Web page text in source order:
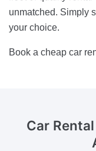
unmatched. Simply
your choice.
Book a cheap car
Car